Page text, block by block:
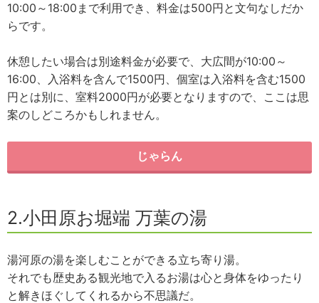
10:00～18:00まで利用でき、料金は500円と文句なしだか
らです。
休憩したい場合は別途料金が必要で、大広間が10:00～
16:00、入浴料を含んで1500円、個室は入浴料を含む1500
円とは別に、室料2000円が必要となりますので、ここは思
案のしどころかもしれません。
じゃらん
2.小田原お堀端 万葉の湯
湯河原の湯を楽しむことができる立ち寄り湯。
それでも歴史ある観光地で入るお湯は心と身体をゆったり
と解きほぐしてくれるから不思議だ。